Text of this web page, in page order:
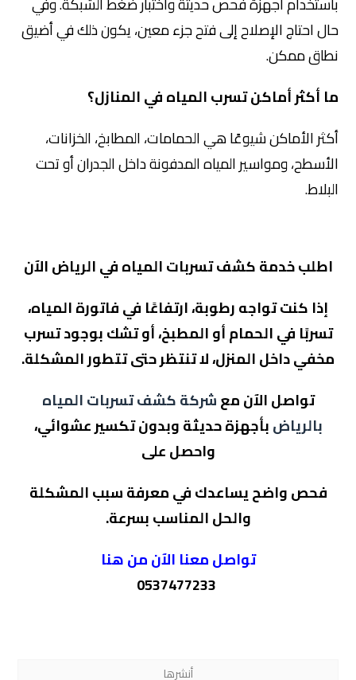
حال احتاج الإصلاح إلى فتح جزء معين، يكون ذلك في أضيق
نطاق ممكن.
ما أكثر أماكن تسرب المياه في المنازل؟
أكثر الأماكن شيوعًا هي الحمامات، المطابخ، الخزانات،
الأسطح، ومواسير المياه المدفونة داخل الجدران أو تحت
البلاط.
اطلب خدمة كشف تسربات المياه في الرياض الآن
إذا كنت تواجه رطوبة، ارتفاعًا في فاتورة المياه،
تسربًا في الحمام أو المطبخ، أو تشك بوجود تسرب
مخفي داخل المنزل، لا تنتظر حتى تتطور المشكلة.
تواصل الآن معشركة كشف تسربات المياه
بالرياضبأجهزة حديثة وبدون تكسير عشوائي،
واحصل على
فحص واضح يساعدك في معرفة سبب المشكلة
والحل المناسب بسرعة.
تواصل معنا الآن من هنا